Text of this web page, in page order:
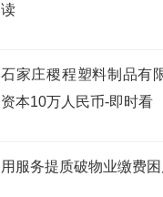
读
石家庄稷程塑料制品有
资本10万人民币-即时看
用服务提质破物业缴费